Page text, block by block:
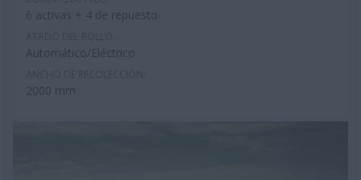
6 activas + 4 de repuesto
Automático/Eléctrico
2000 mm